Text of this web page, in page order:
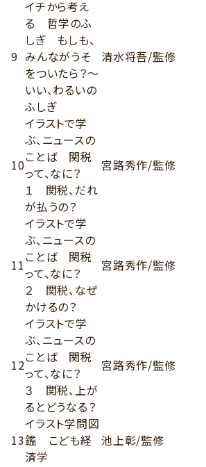
9
イチから考え
る 哲学のふ
しぎ もしも、
みんながうそ
をついたら？〜
いい、わるいの
ふしぎ
清水将吾/監修
10
イラストで学
ぶ、ニュースの
ことば 関税
って、なに？
１ 関税、だれ
が払うの？
宮路秀作/監修
11
イラストで学
ぶ、ニュースの
ことば 関税
って、なに？
２ 関税、なぜ
かけるの？
宮路秀作/監修
12
イラストで学
ぶ、ニュースの
ことば 関税
って、なに？
３ 関税、上が
るとどうなる？
宮路秀作/監修
13
イラスト学問図
鑑 こども経
済学
池上彰/監修